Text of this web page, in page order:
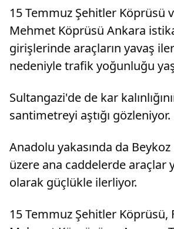
15 Temmuz Şehitler Köprüsü
Mehmet Köprüsü Ankara
girişlerinde araçların yavaş
nedeniyle trafik yoğunluğu
Sultangazi'de de kar
santimetreyi aştığı gözleniyor.
Anadolu yakasında da
üzere ana caddelerde araçlar
olarak güçlükle ilerliyor.
15 Temmuz Şehitler Köprüsü,